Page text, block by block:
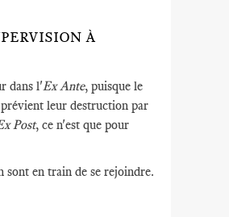
À
dans l'Ex Ante, puisque le
leur destruction par
Post, ce n'est que pour
sont en train de se rejoindre.